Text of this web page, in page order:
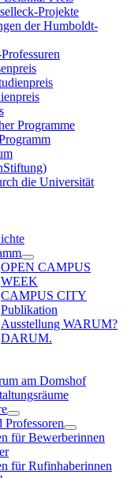
Projekte
der Humboldt-
Programme
die Universität
OPEN CAMPUS
WEEK
CAMPUS CITY
Publikation
Ausstellung WARUM?
DARUM.
am Domshof
Professoren
für Bewerberinnen
für Rufinhaberinnen